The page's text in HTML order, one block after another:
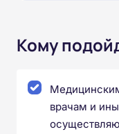
Кому
врачам и